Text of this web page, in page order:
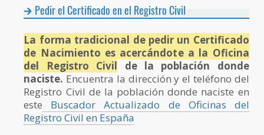
Pedir el Certificado en el Registro Civil
La forma tradicional de pedir un Certificado
de Nacimiento es acercándote a la Oficina
del Registro Civil de la población donde
naciste. Encuentra la dirección y el teléfono del
Registro Civil de la población donde naciste en
este Buscador Actualizado de Oficinas del
Registro Civil en España